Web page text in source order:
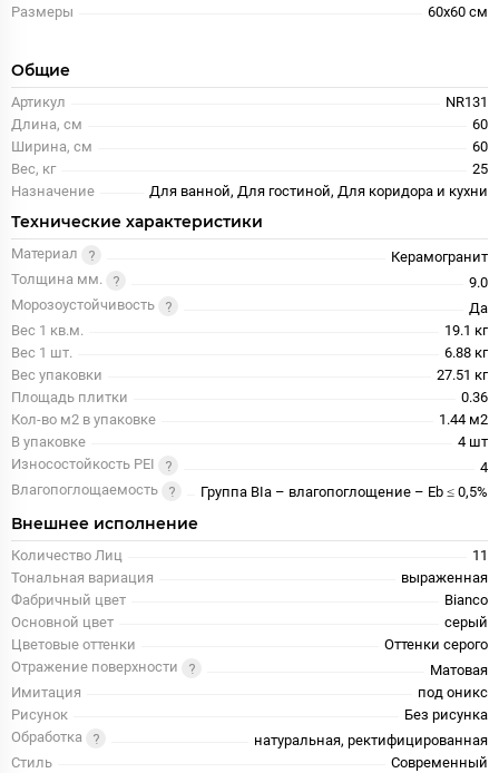
Размеры
60x60 см
Общие
Артикул
NR131
Длина, см
60
Ширина, см
60
Вес, кг
25
Назначение
Для ванной, Для гостиной, Для коридора и кухни
Технические характеристики
Материал
Керамогранит
Толщина мм.
9.0
Морозоустойчивость
Да
Вес 1 кв.м.
19.1 кг
Вес 1 шт.
6.88 кг
Вес упаковки
27.51 кг
Площадь плитки
0.36
Кол-во м2 в упаковке
1.44 м2
В упаковке
4 шт
Износостойкость PEI
4
Влагопоглощаемость
Группа BIa – влагопоглощение – Eb ≤ 0,5%
Внешнее исполнение
Количество Лиц
11
Тональная вариация
выраженная
Фабричный цвет
Bianco
Основной цвет
серый
Цветовые оттенки
Оттенки серого
Отражение поверхности
Матовая
Имитация
под оникс
Рисунок
Без рисунка
Обработка
натуральная, ректифицированная
Стиль
Современный